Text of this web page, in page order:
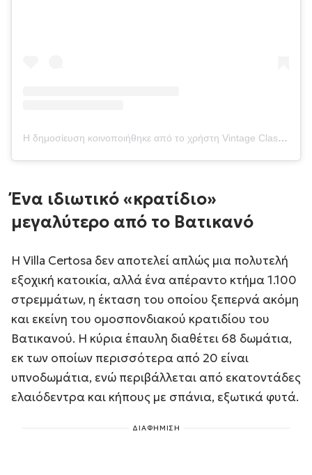
Η δημοσίευση κοινοποιήθηκε από το χρήστη Vintage Classics (@vintageclassics)
Ένα ιδιωτικό «κρατίδιο»
μεγαλύτερο από το Βατικανό
Η Villa Certosa δεν αποτελεί απλώς μια πολυτελή
εξοχική κατοικία, αλλά ένα απέραντο κτήμα 1.100
στρεμμάτων, η έκταση του οποίου ξεπερνά ακόμη
και εκείνη του ομοσπονδιακού κρατιδίου του
Βατικανού. Η κύρια έπαυλη διαθέτει 68 δωμάτια,
εκ των οποίων περισσότερα από 20 είναι
υπνοδωμάτια, ενώ περιβάλλεται από εκατοντάδες
ελαιόδεντρα και κήπους με σπάνια, εξωτικά φυτά.
ΔΙΑΦΗΜΙΣΗ